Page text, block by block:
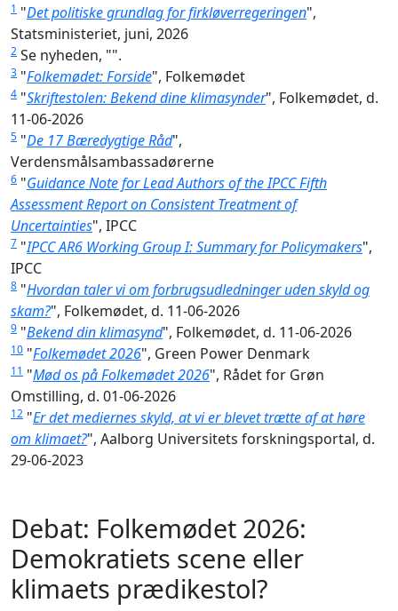
1 "Det politiske grundlag for firkløverregeringen",
Statsministeriet, juni, 2026
2 Se nyheden, "".
3 "Folkemødet: Forside", Folkemødet
4 "Skriftestolen: Bekend dine klimasynder", Folkemødet, d.
11-06-2026
5 "De 17 Bæredygtige Råd",
Verdensmålsambassadørerne
6 "Guidance Note for Lead Authors of the IPCC Fifth
Assessment Report on Consistent Treatment of
Uncertainties", IPCC
7 "IPCC AR6 Working Group I: Summary for Policymakers",
IPCC
8 "Hvordan taler vi om forbrugsudledninger uden skyld og
skam?", Folkemødet, d. 11-06-2026
9 "Bekend din klimasynd", Folkemødet, d. 11-06-2026
10 "Folkemødet 2026", Green Power Denmark
11 "Mød os på Folkemødet 2026", Rådet for Grøn
Omstilling, d. 01-06-2026
12 "Er det mediernes skyld, at vi er blevet trætte af at høre
om klimaet?", Aalborg Universitets forskningsportal, d.
29-06-2023
Debat: Folkemødet 2026:
Demokratiets scene eller
klimaets prædikestol?